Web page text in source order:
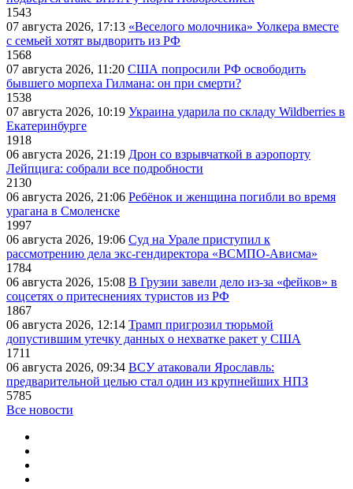
1543
07 августа 2026, 17:13 «Веселого молочника» Уолкера вместе
с семьей хотят выдворить из РФ
1568
07 августа 2026, 11:20 США попросили РФ освободить
бывшего морпеха Гилмана: он при смерти?
1538
07 августа 2026, 10:19 Украина ударила по складу Wildberries в
Екатеринбурге
1918
06 августа 2026, 21:19 Дрон со взрывчаткой в аэропорту
Лейпцига: собрали все подробности
2130
06 августа 2026, 21:06 Ребёнок и женщина погибли во время
урагана в Смоленске
1997
06 августа 2026, 19:06 Суд на Урале приступил к
рассмотрению дела экс-гендиректора «ВСМПО-Ависма»
1784
06 августа 2026, 15:08 В Грузии завели дело из-за «фейков» в
соцсетях о притеснениях туристов из РФ
1867
06 августа 2026, 12:14 Трамп пригрозил тюрьмой
допустившим утечку данных о нехватке ракет у США
1711
06 августа 2026, 09:34 ВСУ атаковали Ярославль:
предварительной целью стал один из крупнейших НПЗ
5785
Все новости